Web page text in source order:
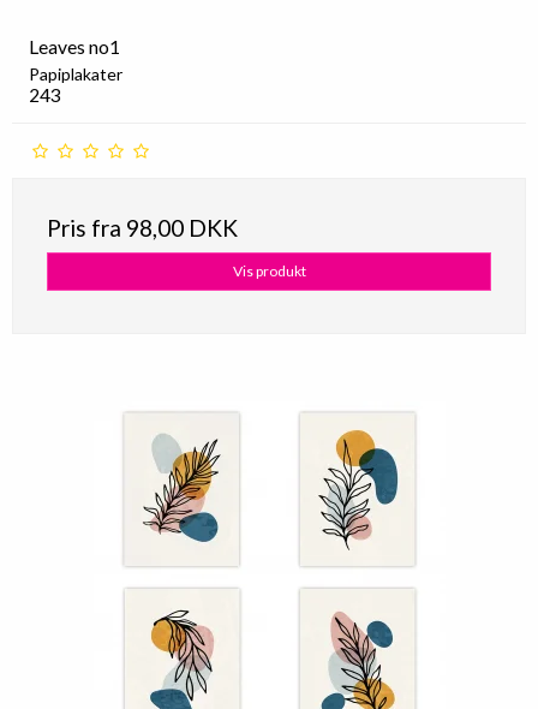
Leaves no1
Papiplakater
243
Pris fra 98,00 DKK
Vis produkt